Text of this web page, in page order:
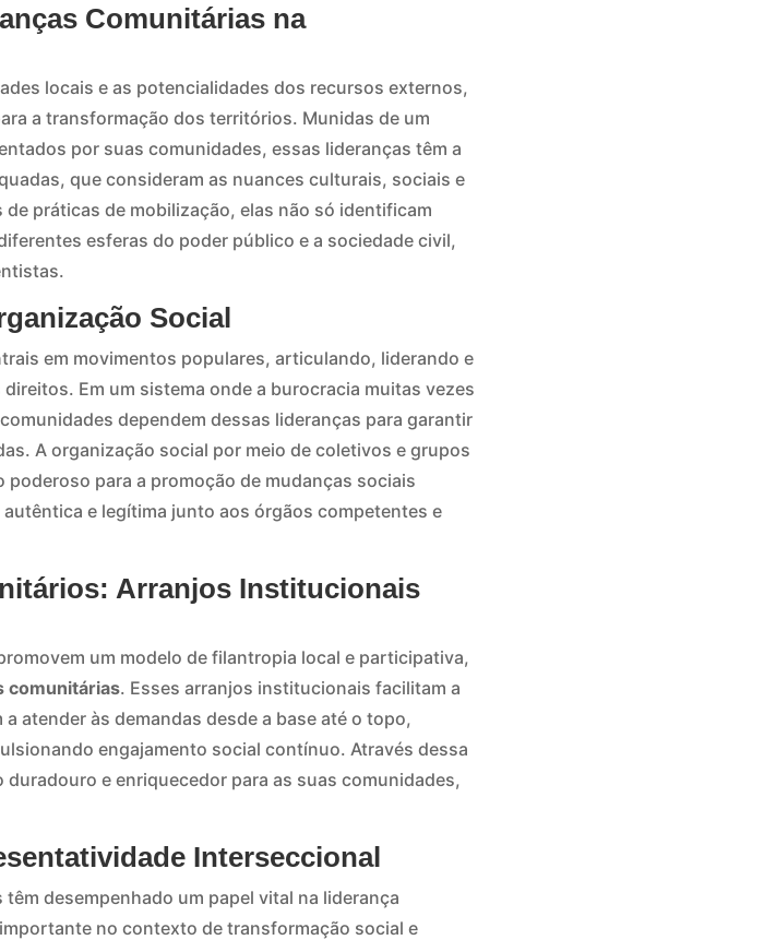
Comunitárias na
locais e as potencialidades dos recursos externos,
a transformação dos territórios. Munidas de um
por suas comunidades, essas lideranças têm a
que consideram as nuances culturais, sociais e
práticas de mobilização, elas não só identificam
esferas do poder público e a sociedade civil,
Social
em movimentos populares, articulando, liderando e
Em um sistema onde a burocracia muitas vezes
dependem dessas lideranças para garantir
A organização social por meio de coletivos e grupos
para a promoção de mudanças sociais
e legítima junto aos órgãos competentes e
Arranjos Institucionais
um modelo de filantropia local e participativa,
comunitárias. Esses arranjos institucionais facilitam a
atender às demandas desde a base até o topo,
engajamento social contínuo. Através dessa
e enriquecedor para as suas comunidades,
Interseccional
desempenhado um papel vital na liderança
no contexto de transformação social e